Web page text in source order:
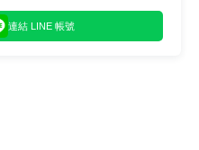
連結 LINE 帳號